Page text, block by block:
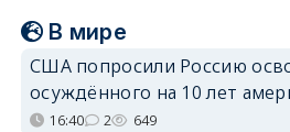
В мире
США попросили Россию
осуждённого на 10 лет
16:40 2 649